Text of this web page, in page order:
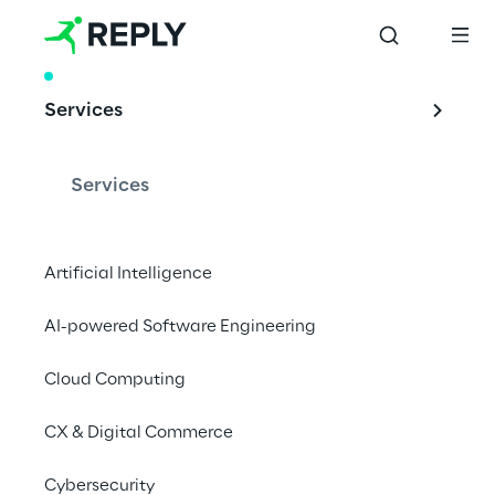
Services
Services
Artificial Intelligence
AI-powered Software Engineering
Cloud Computing
CX & Digital Commerce
Cybersecurity
Tendências do
realismo 3D
contemporâneas da tecnologia 3D e seu
compreensão da realidade.